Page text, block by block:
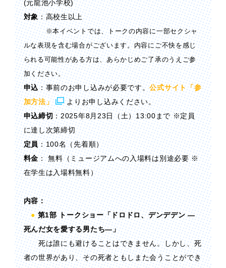
(元龍池小学校)
対象：高校生以上
※本イベントでは、トークの内容に一部セクシャ
ルな表現を含む場合がございます。内容にご不快を感じ
られる可能性がある方は、あらかじめご了承のうえご参
加ください。
申込：事前のお申し込みが必要です。公式サイト「参
加方法」
よりお申し込みください。
申込締切：2025年8月23日（土）13:00まで ※定員
に達し次第締切
定員：100名（先着順）
料金： 無料（ミュージアムへの入場料は別途必要 ※
在学生は入場料無料）
内容：
●第1部 トークショー「ドロドロ、デンデデン —
死んだ女を愛する男たち—」
死は誰にも避けることはできません。しかし、死
者の世界があり、その死者ともしまた会うことができ